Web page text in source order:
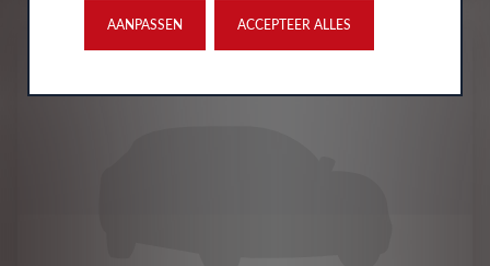
Nieuw
AANPASSEN ACCEPTEER ALLES